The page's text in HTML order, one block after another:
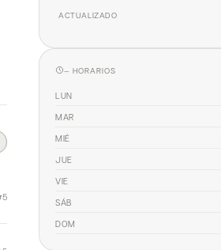
5
ACTUALIZADO
— HORARIOS
LUN
MAR
MIÉ
JUE
VIE
SÁB
DOM